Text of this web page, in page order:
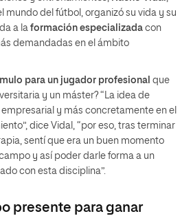
mundo del fútbol, organizó su vida y su
a la formación especializada con
demandadas en el ámbito
para un jugador profesional que
y un máster? “La idea de
y más concretamente en el
dice Vidal, “por eso, tras terminar
sentí que era un buen momento
y así poder darle forma a un
con esta disciplina”.
presente para ganar